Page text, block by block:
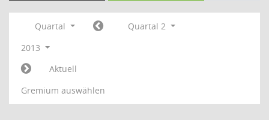
Quartal
Quartal 2
2013
Aktuell
Gremium auswählen